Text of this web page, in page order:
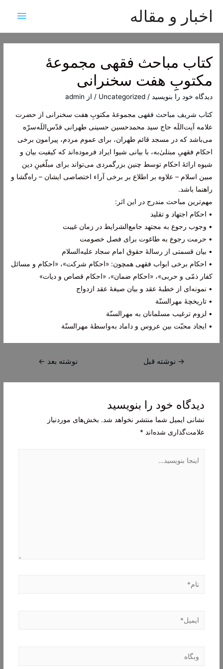
اخبار و مقاله
اصلی
کتاب مباحث فقهی مجموعۀ
مکتوبِ‌ هفت‌ سخنرانی
دیدگاه‌ خود را بنویسید /
Uncategorized / از admin
کتاب شریف مباحث فقهی مجموعۀ مکتوبِ‌ هفت‌ سخنرانی از حضرت
علامه آیت‌اللَه حاج سید محمدحسین حسینی طهرانی قدّس‌اللَه‌سرّه
می‌باشد که در مسجد قائم طهران، برای عموم مردم، پیرامون برخی
احکام فقهیِ مبتلیٰ‌به، با بیانی شیوا ایراد فرموده‌اند که کیفیت بیان و
شیوه ارائۀ احکام توسط چنین بزرگمردی می‌تواند برای مبلّغینِ دین
مبین اسلام – علاوه بر اطلاع بر برخی آراء اختصاصی ایشان – راه‌گشا و
راهنما باشد.
مهم‌ترین مباحث مندرج در این اثر:
• احکام اجتهاد و تقلید
• وجوب رجوع به مجتهد جامع‌الشرایط در زمان غیبت
• حرمت رجوع به طاغوت برای فصل خصومت
• بیان قسمتی از رسالۀ حقوق امام سجاد علیه‌السلام
• احکام برخی ابواب فقهی همچون:‌ «احکام شرکت»، «احکام و مسائل
کفار ذمّی و حربی»، «احکام ضمان»، «احکام قصاص و دیات»
• نمونه‌ای از خطبۀ عقد و بیان صیغۀ عقد ازدواج
• تاریخچۀ مهرالسنّة
• لزوم ترغیب مسلمانان به مهرالسنّة
• ایجاد محبّت بین عروس و داماد به‌واسطۀ مهرالسنّة
راهبری
→ نوشته قبل نوشته بعد ←
دیدگاه‌ خود را بنویسید
نشانی ایمیل شما منتشر نخواهد شد. بخش‌های موردنیاز
علامت‌گذاری شده‌اند *
بنویسید…
نام*
ایمیل*
وبگاه